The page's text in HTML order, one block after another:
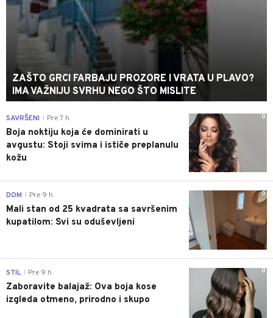
ZAŠTO GRCI FARBAJU PROZORE I VRATA U PLAVO?
IMA VAŽNIJU SVRHU NEGO ŠTO MISLITE
0
SAVRŠENI Pre 7 h
Boja noktiju koja će dominirati u
avgustu: Stoji svima i ističe preplanulu
kožu
0
DOM Pre 9 h
Mali stan od 25 kvadrata sa savršenim
kupatilom: Svi su oduševljeni
0
STIL Pre 9 h
Zaboravite balajaž: Ova boja kose
izgleda otmeno, prirodno i skupo